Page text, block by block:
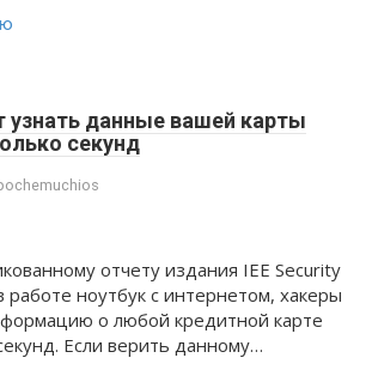
узнать данные вашей карты
секунд
отчету издания IEE Security
работе ноутбук с интернетом, хакеры
о любой кредитной карте
Если верить данному…